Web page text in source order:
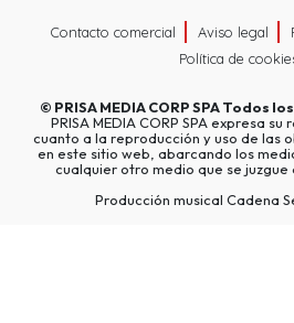
Contacto comercial Aviso legal
Política de
© PRISA MEDIA CORP SPATodos
PRISA MEDIA CORP SPA expresa
cuanto a la reproducción y uso de las
en este sitio web, abarcando los
cualquier otro medio que se
Producción musical Cadena